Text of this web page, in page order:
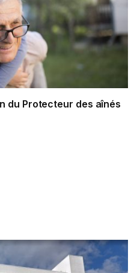
du Protecteur des aînés